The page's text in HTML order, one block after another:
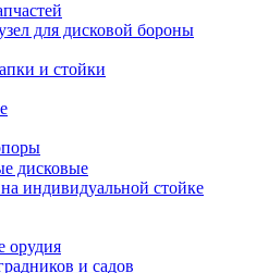
для дисковой бороны
и стойки
дисковые
индивидуальной стойке
орудия
и садов